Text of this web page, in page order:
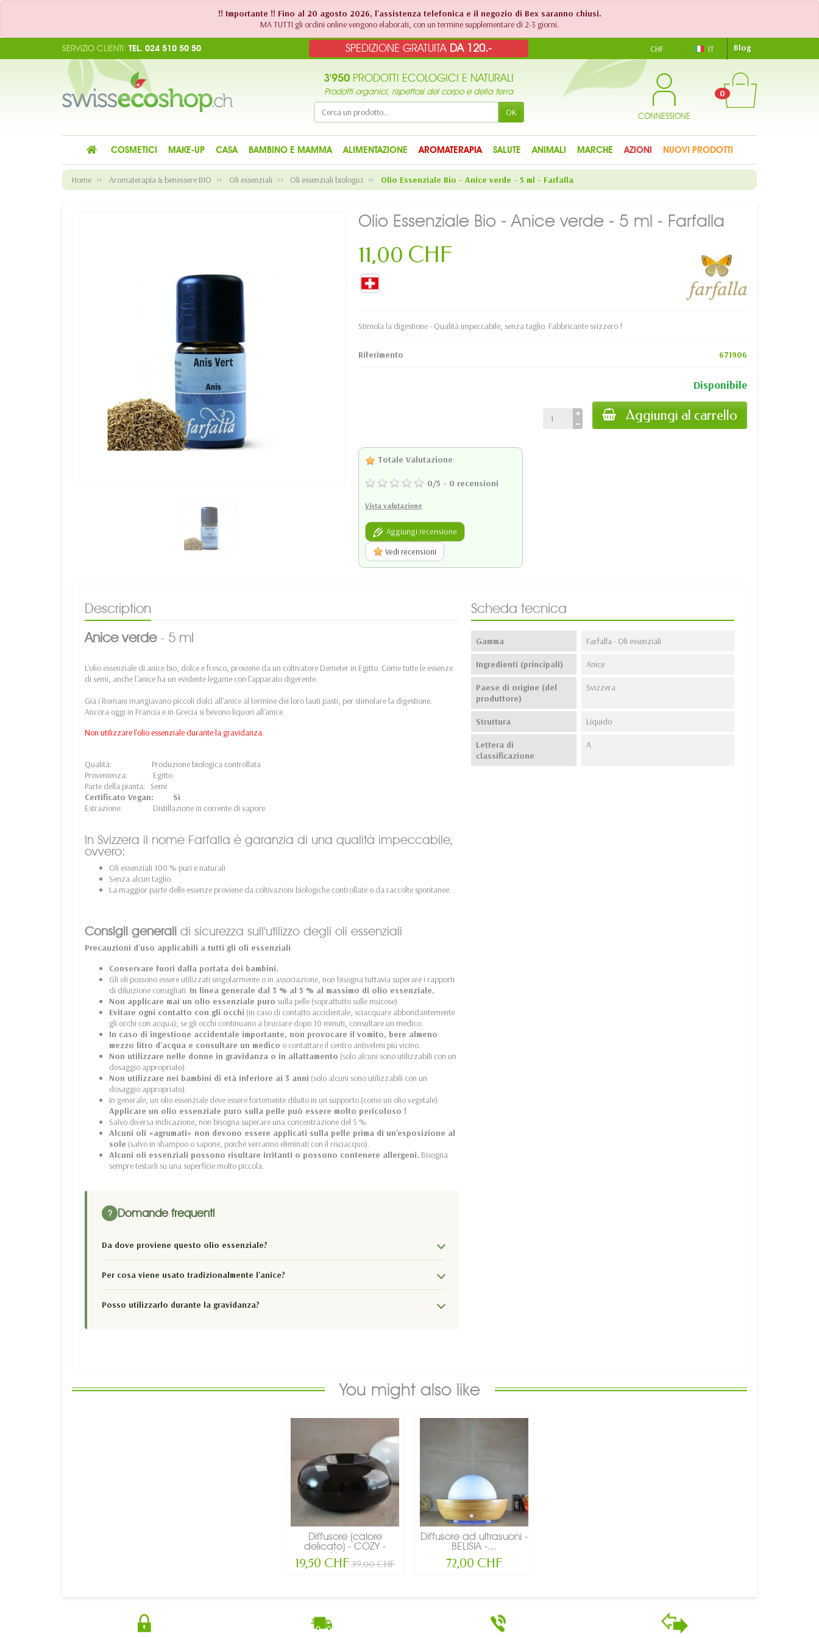
!! Importante !! Fino al 20 agosto 2026, l'assistenza telefonica e il negozio di Bex saranno chiusi.
MA TUTTI gli ordini online vengono elaborati, con un termine supplementare di 2-3 giorni.
SPEDIZIONE GRATUITA DA 120.-
SERVIZIO CLIENTI: TEL. 024 510 50 50 CHF IT Blog
3'950 PRODOTTI ECOLOGICI E NATURALI
Prodotti organici, rispettosi del corpo e della terra
OK CONNESSIONE
0
COSMETICI MAKE-UP CASA BAMBINO E MAMMA ALIMENTAZIONE AROMATERAPIA SALUTE ANIMALI MARCHE AZIONI NUOVI PRODOTTI
Home Aromaterapia & benessere BIO Oli essenziali Oli essenziali biologici Olio Essenziale Bio - Anice verde - 5 ml - Farfalla
Olio Essenziale Bio - Anice verde - 5 ml - Farfalla
11,00 CHF
Stimola la digestione - Qualità impeccabile, senza taglio. Fabbricante svizzero !
Riferimento 671906
Disponibile
Aggiungi al carrello
Totale Valutazione:
0/5 - 0 recensioni
Vista valutazione
Aggiungi recensione
Vedi recensioni
Description
Anice verde- 5 ml
L'olio essenziale di anice bio, dolce e fresco, proviene da un coltivatore Demeter in Egitto. Come tutte le essenze
di semi, anche l'anice ha un evidente legame con l'apparato digerente.
Già i Romani mangiavano piccoli dolci all'anice al termine dei loro lauti pasti, per stimolare la digestione.
Ancora oggi in Francia e in Grecia si bevono liquori all'anice.
Non utilizzare l'olio essenziale durante la gravidanza.
Qualità: Produzione biologica controllata
Provenienza: Egitto
Parte della pianta: Semi
Certificato Vegan: Sì
Estrazione: Distillazione in corrente di vapore
In Svizzera il nome Farfalla è garanzia di una qualità impeccabile,
ovvero:
Oli essenziali 100 % puri e naturali
Senza alcun taglio.
La maggior parte delle essenze proviene da coltivazioni biologiche controllate o da raccolte spontanee.
Consigli generali di sicurezza sull'utilizzo degli oli essenziali
Precauzioni d'uso applicabili a tutti gli oli essenziali
Conservare fuori dalla portata dei bambini.
Gli oli possono essere utilizzati singolarmente o in associazione, non bisogna tuttavia superare i rapporti
di diluizione consigliati. In linea generale dal 3 % al 5 % al massimo di olio essenziale.
Non applicare mai un olio essenziale puro sulla pelle (soprattutto sulle mucose)
Evitare ogni contatto con gli occhi (in caso di contatto accidentale, sciacquare abbondantemente
gli occhi con acqua); se gli occhi continuano a bruciare dopo 10 minuti, consultare un medico.
In caso di ingestione accidentale importante, non provocare il vomito, bere almeno
mezzo litro d'acqua e consultare un medico o contattare il centro antiveleni più vicino.
Non utilizzare nelle donne in gravidanza o in allattamento (solo alcuni sono utilizzabili con un
dosaggio appropriato).
Non utilizzare nei bambini di età inferiore ai 3 anni (solo alcuni sono utilizzabili con un
dosaggio appropriato).
In generale, un olio essenziale deve essere fortemente diluito in un supporto (come un olio vegetale).
Applicare un olio essenziale puro sulla pelle può essere molto pericoloso !
Salvo diversa indicazione, non bisogna superare una concentrazione del 5 %
Alcuni oli «agrumati» non devono essere applicati sulla pelle prima di un'esposizione al
sole (salvo in shampoo o sapone, poiché verranno eliminati con il risciacquo).
Alcuni oli essenziali possono risultare irritanti o possono contenere allergeni. Bisogna
sempre testarli su una superficie molto piccola.
? Domande frequenti
Da dove proviene questo olio essenziale?
Per cosa viene usato tradizionalmente l'anice?
Posso utilizzarlo durante la gravidanza?
Scheda tecnica
Gamma Farfalla - Oli essenziali
Ingredienti (principali) Anice
Paese di origine (del
produttore)
Svizzera
Struttura Liquido
Lettera di
classificazione
A
You might also like
Diffusore (calore
delicato) - COZY -
Nero...
19,50 CHF39,00 CHF
Diffusore ad ultrasuoni -
BELISIA -...
72,00 CHF